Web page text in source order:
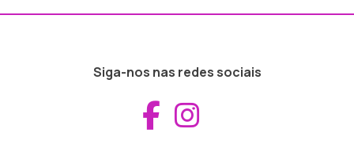
Siga-nos nas redes sociais
Aceder ao